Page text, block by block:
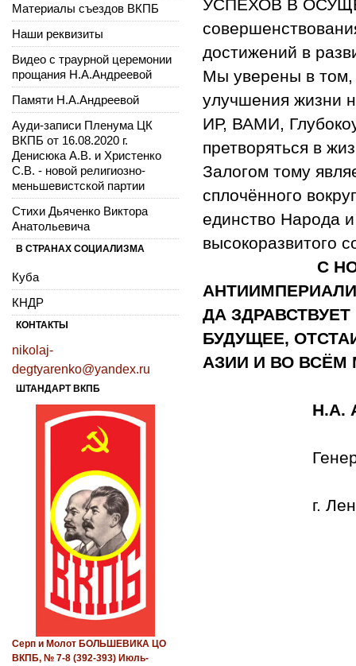
УСПЕХОВ В
достижений в
Мы уверены в том,
улучшения жизни
ИР, ВАМИ,
претворяться в
Залогом тому
сплочённого
единство Народа
высокоразвитого
С НОВЫМ
ДА
БУДУЩЕЕ,
АЗИИ И ВО ВСЁМ
Н.А.
г.
Материалы съездов ВКПБ
Наши реквизиты
Видео с траурной церемонии
прощания Н.А.Андреевой
Памяти Н.А.Андреевой
Ауди-записи Пленума ЦК
ВКПБ от 16.08.2020 г.
Денисюка А.В. и Христенко
С.В. - новой религиозно-
меньшевистской партии
Стихи Дьяченко Виктора
Анатольевича
В СТРАНАХ СОЦИАЛИЗМА
Куба
КНДР
КОНТАКТЫ
nikolaj-
degtyarenko@yandex.ru
ШТАНДАРТ ВКПБ
Серп и Молот БОЛЬШЕВИКА ЦО
ВКПБ, № 7-8 (392-393) Июль-